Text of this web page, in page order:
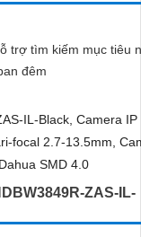
trợ tìm kiếm mục tiêu
đêm
ZAS-IL-